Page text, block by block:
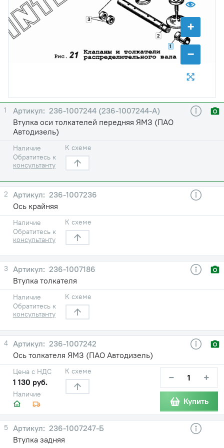
+
−
1
2
3
1
236-1007244 (236-1007244-А)
Втулка оси толкателей передняя ЯМЗ (ПАО
Автодизель)
Наличие
Обратитесь к
консультанту
К схеме
2
236-1007236
Ось крайняя
Наличие
Обратитесь к
консультанту
К схеме
3
236-1007186
Втулка толкателя
Наличие
Обратитесь к
консультанту
К схеме
4
236-1007242
Ось толкателя ЯМЗ (ПАО Автодизель)
Наличие
Цена с НДС
1 130 руб.
К схеме − +
Купить
5
236-1007247-Б
Втулка задняя